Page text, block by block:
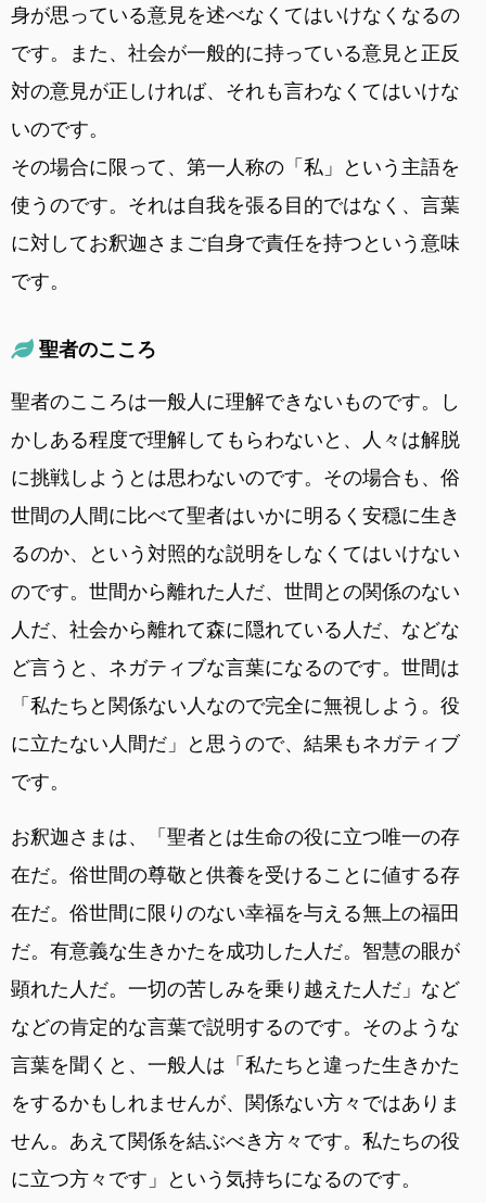
身が思っている意見を述べなくてはいけなくなるの
です。また、社会が一般的に持っている意見と正反
対の意見が正しければ、それも言わなくてはいけな
いのです。
その場合に限って、第一人称の「私」という主語を
使うのです。それは自我を張る目的ではなく、言葉
に対してお釈迦さまご自身で責任を持つという意味
です。
聖者のこころ
聖者のこころは一般人に理解できないものです。し
かしある程度で理解してもらわないと、人々は解脱
に挑戦しようとは思わないのです。その場合も、俗
世間の人間に比べて聖者はいかに明るく安穏に生き
るのか、という対照的な説明をしなくてはいけない
のです。世間から離れた人だ、世間との関係のない
人だ、社会から離れて森に隠れている人だ、などな
ど言うと、ネガティブな言葉になるのです。世間は
「私たちと関係ない人なので完全に無視しよう。役
に立たない人間だ」と思うので、結果もネガティブ
です。
お釈迦さまは、「聖者とは生命の役に立つ唯一の存
在だ。俗世間の尊敬と供養を受けることに値する存
在だ。俗世間に限りのない幸福を与える無上の福田
だ。有意義な生きかたを成功した人だ。智慧の眼が
顕れた人だ。一切の苦しみを乗り越えた人だ」など
などの肯定的な言葉で説明するのです。そのような
言葉を聞くと、一般人は「私たちと違った生きかた
をするかもしれませんが、関係ない方々ではありま
せん。あえて関係を結ぶべき方々です。私たちの役
に立つ方々です」という気持ちになるのです。